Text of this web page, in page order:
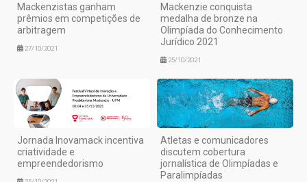
Mackenzistas ganham
prêmios em competições de
arbitragem
27/10/2021
Mackenzie conquista
medalha de bronze na
Olimpíada do Conhecimento
Jurídico 2021
25/10/2021
Jornada Inovamack incentiva
criatividade e
empreendedorismo
Atletas e comunicadores
discutem cobertura
jornalística de Olimpíadas e
Paralimpíadas